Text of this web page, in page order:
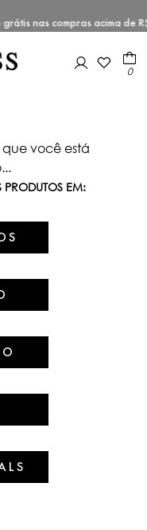
nas compras
0
você está
PRODUTOS EM: